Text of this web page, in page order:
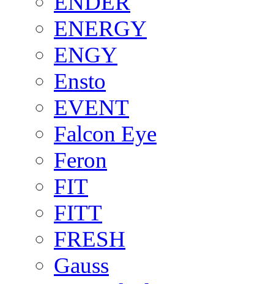
ENERGY
ENGY
Ensto
EVENT
Falcon Eye
Feron
FIT
FITT
FRESH
Gauss